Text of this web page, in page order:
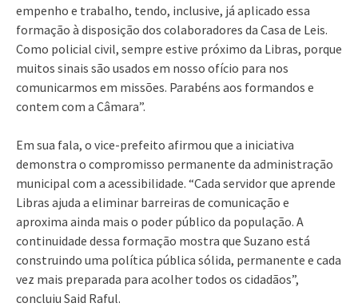
empenho e trabalho, tendo, inclusive, já aplicado essa
formação à disposição dos colaboradores da Casa de Leis.
Como policial civil, sempre estive próximo da Libras, porque
muitos sinais são usados em nosso ofício para nos
comunicarmos em missões. Parabéns aos formandos e
contem com a Câmara”.
Em sua fala, o vice-prefeito afirmou que a iniciativa
demonstra o compromisso permanente da administração
municipal com a acessibilidade. “Cada servidor que aprende
Libras ajuda a eliminar barreiras de comunicação e
aproxima ainda mais o poder público da população. A
continuidade dessa formação mostra que Suzano está
construindo uma política pública sólida, permanente e cada
vez mais preparada para acolher todos os cidadãos”,
concluiu Said Raful.